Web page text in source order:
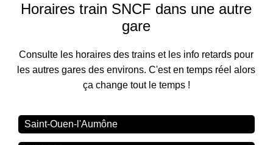
Horaires train SNCF dans une autre
gare
Consulte les horaires des trains et les info retards pour
les autres gares des environs. C'est en temps réel alors
ça change tout le temps !
Saint-Ouen-l'Aumône